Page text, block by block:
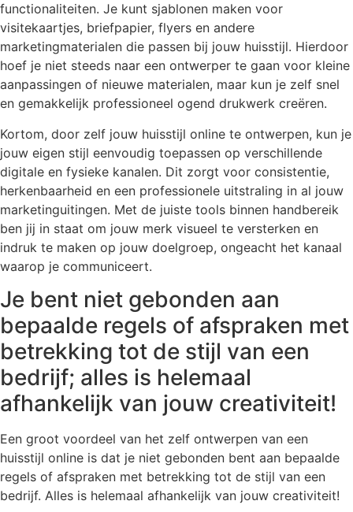
functionaliteiten. Je kunt sjablonen maken voor
visitekaartjes, briefpapier, flyers en andere
marketingmaterialen die passen bij jouw huisstijl. Hierdoor
hoef je niet steeds naar een ontwerper te gaan voor kleine
aanpassingen of nieuwe materialen, maar kun je zelf snel
en gemakkelijk professioneel ogend drukwerk creëren.
Kortom, door zelf jouw huisstijl online te ontwerpen, kun je
jouw eigen stijl eenvoudig toepassen op verschillende
digitale en fysieke kanalen. Dit zorgt voor consistentie,
herkenbaarheid en een professionele uitstraling in al jouw
marketinguitingen. Met de juiste tools binnen handbereik
ben jij in staat om jouw merk visueel te versterken en
indruk te maken op jouw doelgroep, ongeacht het kanaal
waarop je communiceert.
Je bent niet gebonden aan
bepaalde regels of afspraken met
betrekking tot de stijl van een
bedrijf; alles is helemaal
afhankelijk van jouw creativiteit!
Een groot voordeel van het zelf ontwerpen van een
huisstijl online is dat je niet gebonden bent aan bepaalde
regels of afspraken met betrekking tot de stijl van een
bedrijf. Alles is helemaal afhankelijk van jouw creativiteit!